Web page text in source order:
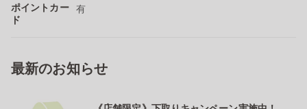
ポイントカー
ド
有
最新のお知らせ